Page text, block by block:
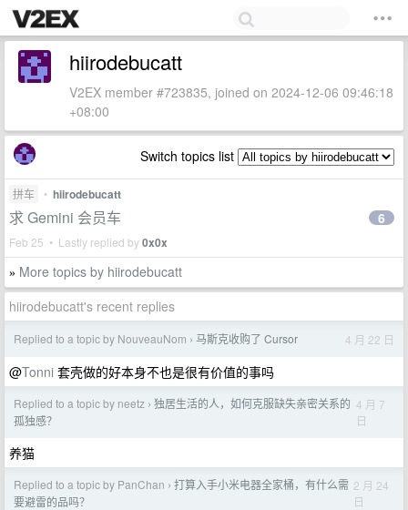
hiirodebucatt
V2EX member #723835, joined on 2024-12-06 09:46:18
+08:00
Switch topics list
拼车 • hiirodebucatt
求 Gemini 会员车
Feb 25 • Lastly replied by0x0x
6
» More topics by hiirodebucatt
hiirodebucatt's recent replies
Replied to a topic by NouveauNom › 马斯克收购了 Cursor 4 月 22 日
@Tonni 套壳做的好本身不也是很有价值的事吗
Replied to a topic by neetz › 独居生活的人，如何克服缺失亲密关系的
孤独感？
4 月 7
日
养猫
Replied to a topic by PanChan › 打算入手小米电器全家桶，有什么需
要避雷的品吗？
2 月 24
日